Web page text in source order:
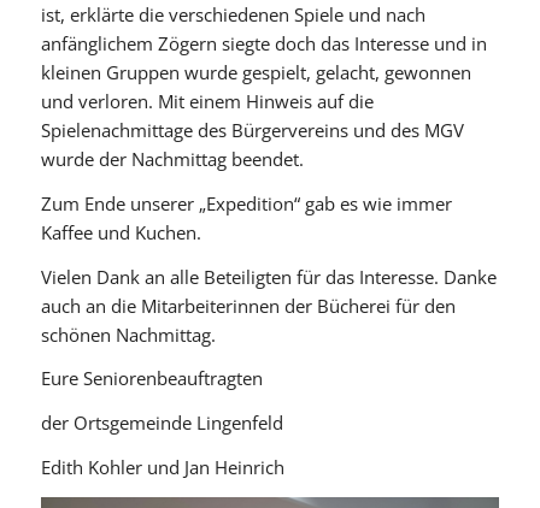
ist, erklärte die verschiedenen Spiele und nach
anfänglichem Zögern siegte doch das Interesse und in
kleinen Gruppen wurde gespielt, gelacht, gewonnen
und verloren. Mit einem Hinweis auf die
Spielenachmittage des Bürgervereins und des MGV
wurde der Nachmittag beendet.
Zum Ende unserer „Expedition“ gab es wie immer
Kaffee und Kuchen.
Vielen Dank an alle Beteiligten für das Interesse. Danke
auch an die Mitarbeiterinnen der Bücherei für den
schönen Nachmittag.
Eure Seniorenbeauftragten
der Ortsgemeinde Lingenfeld
Edith Kohler und Jan Heinrich